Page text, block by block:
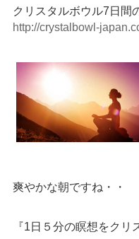
クリスタルボウル7日間
http://crystalbowl-
爽やかな朝ですね・・
『1日５分の瞑想をクリ